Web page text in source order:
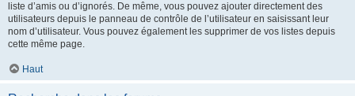
liste d’amis ou d’ignorés. De même, vous pouvez ajouter directement des
utilisateurs depuis le panneau de contrôle de l’utilisateur en saisissant leur
nom d’utilisateur. Vous pouvez également les supprimer de vos listes depuis
cette même page.
Haut